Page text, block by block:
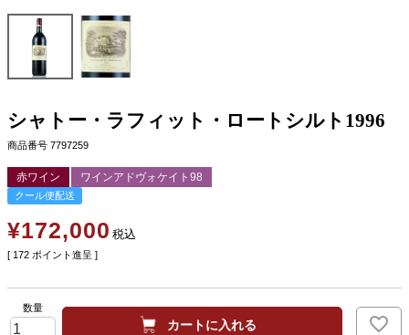
シャトー・ラフィット・ロートシルト1996
商品番号 7797259
赤ワイン ワインアドヴォケイト98
クール便配送
¥172,000 税込
[ 172 ポイント進呈 ]
カートに入れる